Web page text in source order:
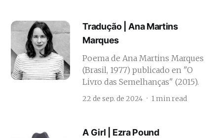
Tradução | Ana Martins
Marques
Poema de Ana Martins Marques
(Brasil, 1977) publicado en "O
Livro das Semelhanças" (2015).
22 de sep. de 2024 1 min read
A Girl | Ezra Pound